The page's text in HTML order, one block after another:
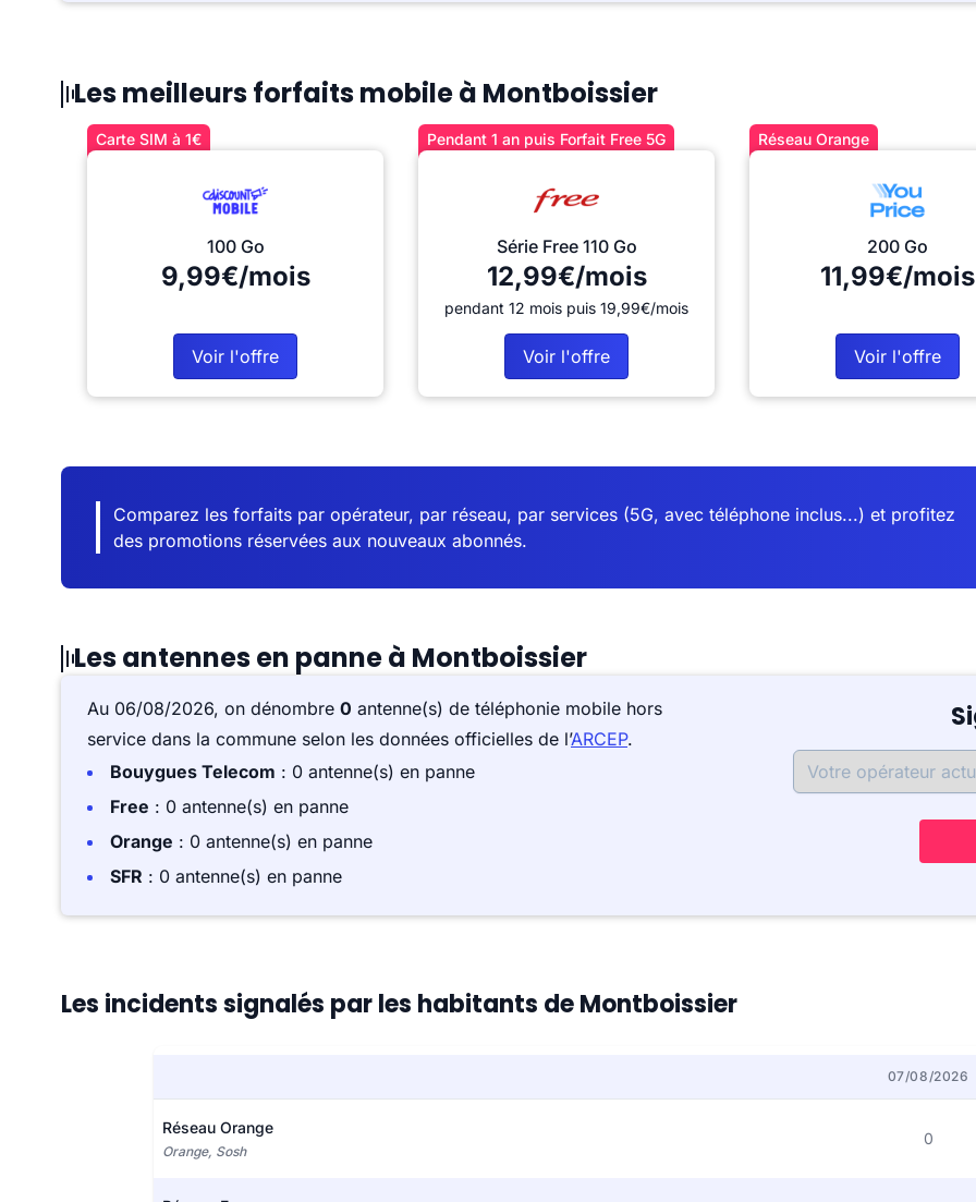
Les meilleurs forfaits mobile à Montboissier
Carte SIM à 1€
100 Go
9,99€/mois
Voir l'offre
Pendant 1 an puis Forfait Free 5G
Série Free 110 Go
12,99€/mois
pendant 12 mois puis 19,99€/mois
Voir l'offre
Réseau Orange
200 Go
11,99€/mois
Voir l'offre
Comparez les forfaits par opérateur, par réseau, par services (5G, avec téléphone inclus...) et profitez
des promotions réservées aux nouveaux abonnés.
Les antennes en panne à Montboissier
Au 06/08/2026, on dénombre 0 antenne(s) de téléphonie mobile hors
service dans la commune selon les données officielles de l’ARCEP.
Bouygues Telecom : 0 antenne(s) en panne
Free : 0 antenne(s) en panne
Orange : 0 antenne(s) en panne
SFR : 0 antenne(s) en panne
Les incidents signalés par les habitants de Montboissier
07/08/2026
Réseau Orange
Orange, Sosh
0